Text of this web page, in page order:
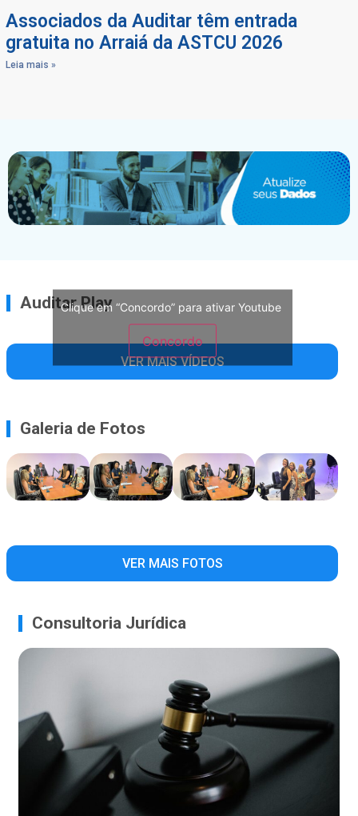
Associados da Auditar têm entrada
gratuita no Arraiá da ASTCU 2026
Leia mais »
Auditar Play
Clique em “Concordo” para ativar Youtube
Concordo
VER MAIS VÍDEOS
Galeria de Fotos
VER MAIS FOTOS
Consultoria Jurídica